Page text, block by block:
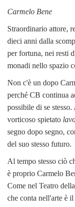
Carmelo Bene
Straordinario attore,
dieci anni dalla
per fortuna, nei resti
monadi nello spazio
Non c'è un dopo
perché CB continua
possibile di se
vorticoso spietato
segno dopo segno,
del suo stesso futuro.
Al tempo stesso ciò
è proprio Carmelo
Come nel Teatro
che conta nell'arte è